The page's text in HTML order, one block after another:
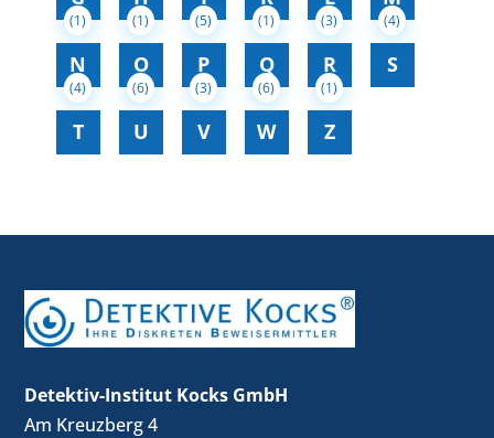
N
(1)
O
(1)
P
(5)
Q
(1)
R
(3)
S
(4)
T
(4)
U
(6)
V
(3)
W
(6)
Z
(1)
Detektiv-Institut Kocks GmbH
Am Kreuzberg 4